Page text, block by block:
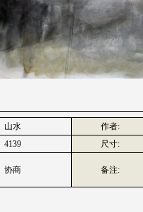
山水
作者:
4139 尺寸:
协商 备注: